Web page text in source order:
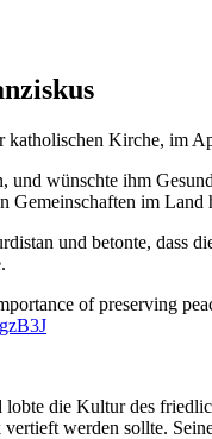
Kirche, im
wünschte ihm
Gemeinschaften im Land
und betonte, dass
of preserving
die Kultur des
werden sollte.